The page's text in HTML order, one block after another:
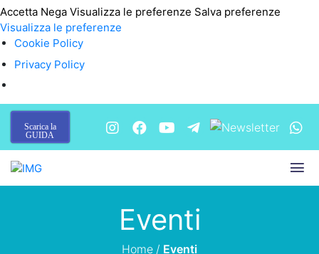
Accetta Nega Visualizza le preferenze Salva preferenze
Visualizza le preferenze
Cookie Policy
Privacy Policy
Scarica la
GUIDA
Eventi
Home / Eventi